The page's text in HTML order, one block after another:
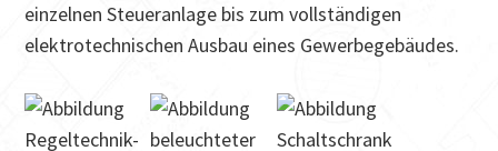
einzelnen Steueranlage bis zum vollständigen
elektrotechnischen Ausbau eines Gewerbegebäudes.